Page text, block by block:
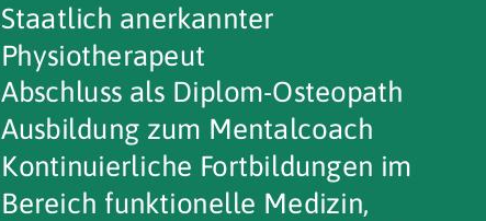
Staatlich anerkannter
Physiotherapeut
Abschluss als Diplom-Osteopath
Ausbildung zum Mentalcoach
Kontinuierliche Fortbildungen im
Bereich funktionelle Medizin,